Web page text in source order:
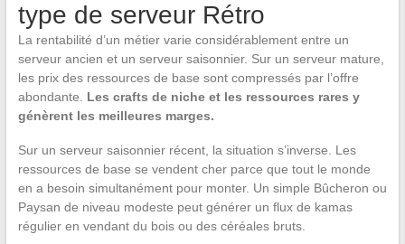
type de serveur Rétro
La rentabilité d’un métier varie considérablement entre un
serveur ancien et un serveur saisonnier. Sur un serveur mature,
les prix des ressources de base sont compressés par l’offre
abondante. Les crafts de niche et les ressources rares y
génèrent les meilleures marges.
Sur un serveur saisonnier récent, la situation s’inverse. Les
ressources de base se vendent cher parce que tout le monde
en a besoin simultanément pour monter. Un simple Bûcheron ou
Paysan de niveau modeste peut générer un flux de kamas
régulier en vendant du bois ou des céréales bruts.